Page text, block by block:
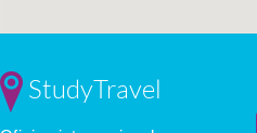
StudyTravel